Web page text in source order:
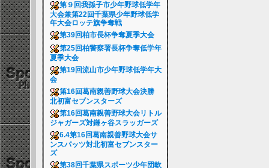
第９回我孫子市少年野球低学年
大会兼第22回千葉県少年野球低学
年大会ロッテ旗争奪戦
第39回柏市長杯争奪夏季大会
第25回柏警察署長杯争奪低学年
夏季大会
第19回流山市少年野球低学年大
会
第16回葛南親善野球大会決勝
北初富セブンスターズ
第16回葛南親善野球大会リトル
ジャガーズ対鎌ヶ谷スラッガーズ
6.4第16回葛南親善野球大会サ
ンスパッツ対北初富セブンスター
ズ
第38回千葉県スポーツ少年団軟